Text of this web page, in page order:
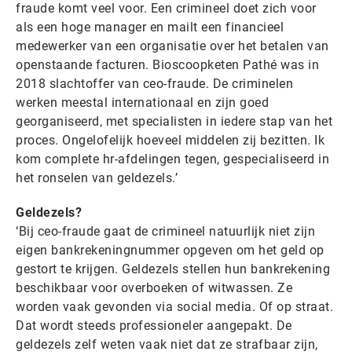
fraude komt veel voor. Een crimineel doet zich voor
als een hoge manager en mailt een financieel
medewerker van een organisatie over het betalen van
openstaande facturen. Bioscoopketen Pathé was in
2018 slachtoffer van ceo-fraude. De criminelen
werken meestal internationaal en zijn goed
georganiseerd, met specialisten in iedere stap van het
proces. Ongelofelijk hoeveel middelen zij bezitten. Ik
kom complete hr-afdelingen tegen, gespecialiseerd in
het ronselen van geldezels.’
Geldezels?
‘Bij ceo-fraude gaat de crimineel natuurlijk niet zijn
eigen bankrekeningnummer opgeven om het geld op
gestort te krijgen. Geldezels stellen hun bankrekening
beschikbaar voor overboeken of witwassen. Ze
worden vaak gevonden via social media. Of op straat.
Dat wordt steeds professioneler aangepakt. De
geldezels zelf weten vaak niet dat ze strafbaar zijn,